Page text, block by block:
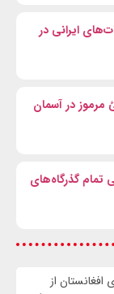
ایرانی در
مرموز در آسمان
تمام گذرگاه‌های
افغانستان از